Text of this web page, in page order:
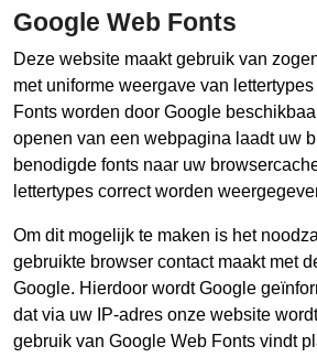
Google Web Fonts
Deze website maakt gebruik van
met uniforme weergave van
Fonts worden door Google
openen van een webpagina laadt uw
benodigde fonts naar uw
lettertypes correct worden
Om dit mogelijk te maken is het
gebruikte browser contact maakt met
Google. Hierdoor wordt Google
dat via uw IP-adres onze website
gebruik van Google Web Fonts vindt